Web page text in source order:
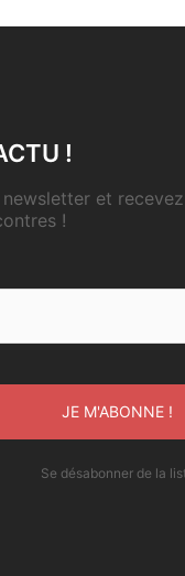
!
et
!
Se désabonner de la